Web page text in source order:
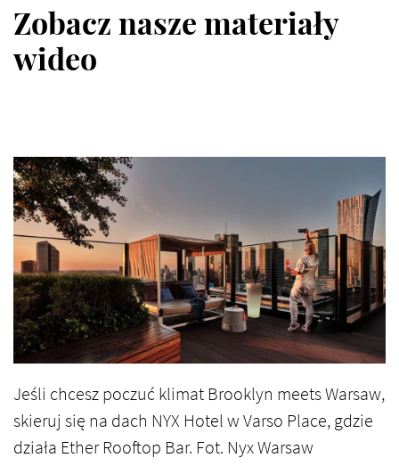
Zobacz nasze materiały
wideo
Jeśli chcesz poczuć klimat Brooklyn meets Warsaw,
skieruj się na dach NYX Hotel w Varso Place, gdzie
działa Ether Rooftop Bar. Fot. Nyx Warsaw